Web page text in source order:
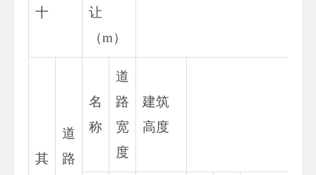
十
让
（m）
其
道
路
名
称
道
路
宽
度
建筑
高度